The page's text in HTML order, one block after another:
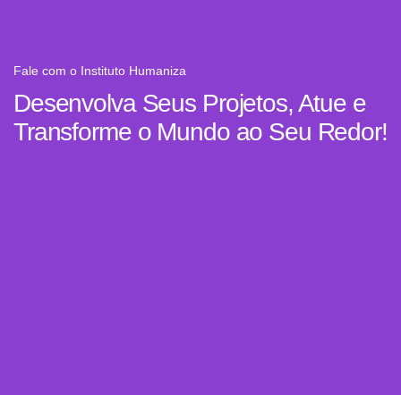
Fale com o Instituto Humaniza
Desenvolva Seus Projetos, Atue e
Transforme o Mundo ao Seu Redor!